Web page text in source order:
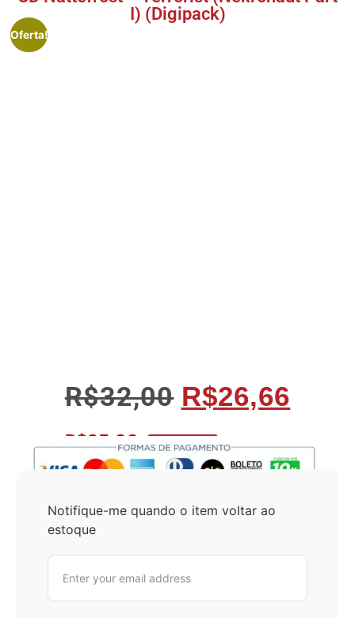
I) (Digipack)
Oferta!
R$32,00 R$26,66
R$25,33 No Pix 5% OFF
Notifique-me quando o item voltar ao
estoque